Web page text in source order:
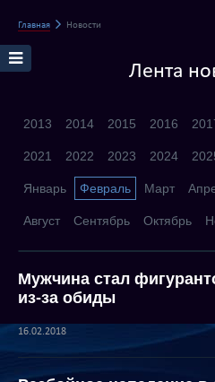
Главная Новости
Лента
2013 2014 2015 2016
2021 2022 2023 2024
Январь Февраль Март
Август Сентябрь Октябрь
Мужчина стал
из-за обиды
16.02.2018